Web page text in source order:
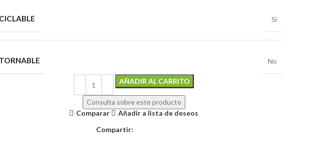
Sí
No
AÑADIR AL CARRITO
Consulta sobre este producto
Comparar
Añadir a lista de deseos
Compartir: